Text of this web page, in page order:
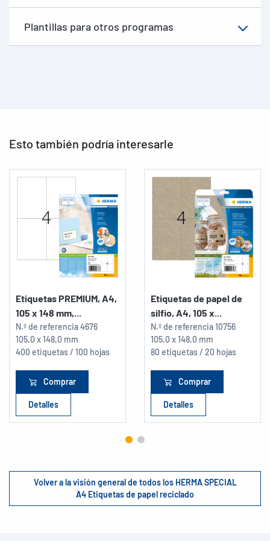
Plantillas para otros programas
Esto también podría interesarle
Etiquetas PREMIUM, A4,
105 x 148 mm,...
N.º de referencia4676
105,0 x 148,0 mm
400 etiquetas / 100 hojas
Comprar
Detalles
Etiquetas de papel de
silfio, A4, 105 x...
N.º de referencia10756
105,0 x 148,0 mm
80 etiquetas / 20 hojas
Comprar
Detalles
Volver a la visión general de todos los HERMA SPECIAL
A4 Etiquetas de papel reciclado